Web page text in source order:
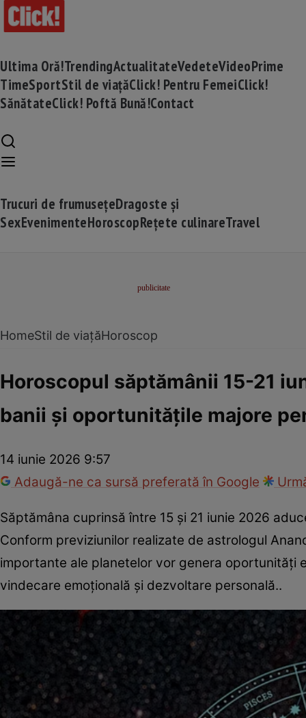
Ultima Oră!TrendingActualitateVedeteVideoPrime
TimeSportStil de viațăClick! Pentru FemeiClick!
SănătateClick! Poftă Bună!Contact
Trucuri de frumusețeDragoste și
SexEvenimenteHoroscopRețete culinareTravel
HomeStil de viațăHoroscop
Horoscopul săptămânii 15-21
banii și oportunitățile majore
14 iunie 2026 9:57
Adaugă-ne ca sursă preferată în Google
Săptămâna cuprinsă între 15 și 21 iunie 2026
Conform previziunilor realizate de astrologul
importante ale planetelor vor genera oportunități
vindecare emoțională și dezvoltare personală..